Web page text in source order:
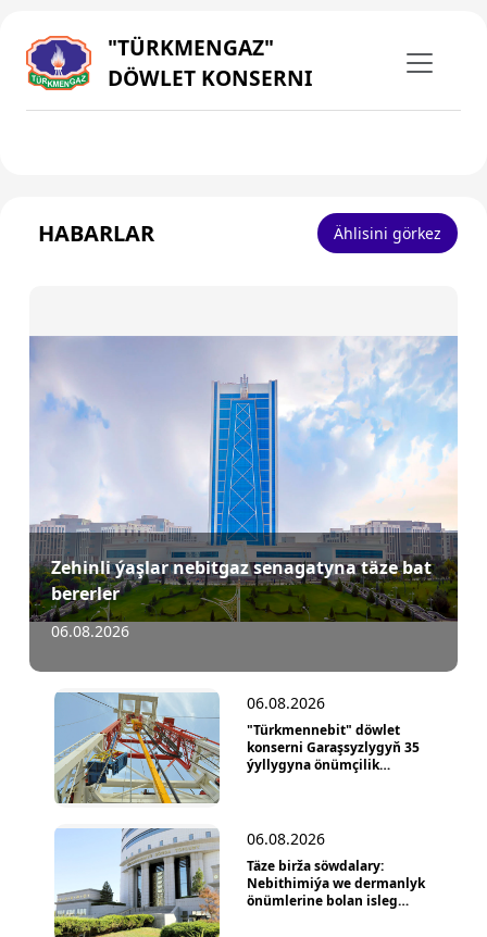
"TÜRKMENGAZ"
DÖWLET KONSERNI
HABARLAR Ählisini görkez
Zehinli ýaşlar nebitgaz senagatyna täze bat
bererler
06.08.2026
06.08.2026
"Türkmennebit" döwlet
konserni Garaşsyzlygyň 35
ýyllygyna önümçilik
06.08.2026
Täze birža söwdalary:
Nebithimiýa we dermanlyk
önümlerine bolan isleg